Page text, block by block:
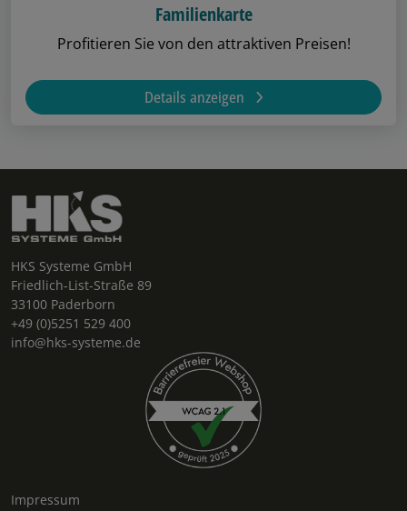
Familienkarte
Profitieren Sie von den attraktiven Preisen!
Details anzeigen
HKS Systeme GmbH
Friedlich-List-Straße 89
33100 Paderborn
+49 (0)5251 529 400
info@hks-systeme.de
Impressum